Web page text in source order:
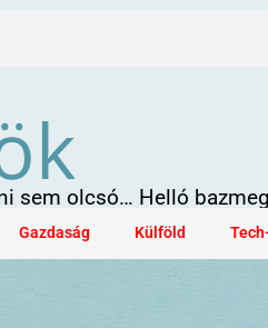
sem olcsó… Helló
Gazdaság Külföld